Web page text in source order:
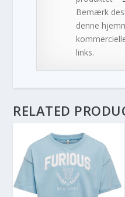
Bemærk
denne
links.
RELATED